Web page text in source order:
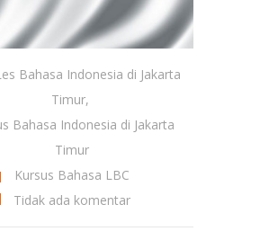
Bahasa Indonesia di Jakarta
Timur,
Bahasa Indonesia di Jakarta
Timur
Kursus Bahasa LBC
Tidak ada komentar